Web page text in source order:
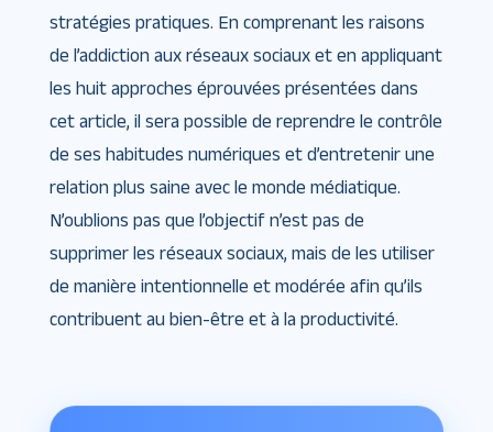
stratégies pratiques. En comprenant les raisons
de l’addiction aux réseaux sociaux et en appliquant
les huit approches éprouvées présentées dans
cet article, il sera possible de reprendre le contrôle
de ses habitudes numériques et d’entretenir une
relation plus saine avec le monde médiatique.
N’oublions pas que l’objectif n’est pas de
supprimer les réseaux sociaux, mais de les utiliser
de manière intentionnelle et modérée afin qu’ils
contribuent au bien-être et à la productivité.